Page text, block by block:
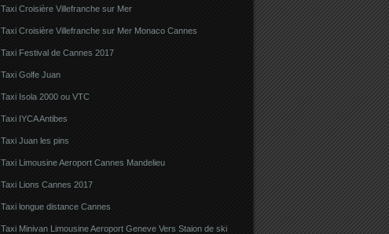
Taxi Croisière Villefranche sur Mer
Taxi Croisière Villefranche sur Mer Monaco Cannes
Taxi Festival de Cannes 2017
Taxi Golfe Juan
Taxi Isola 2000 ou VTC
Taxi IYCA Antibes
Taxi Juan les pins
Taxi Limousine Aeroport Cannes Mandelieu
Taxi Lions Cannes 2017
Taxi longue distance Cannes
Taxi Minivan Limousine Aeroport Geneve Vers Staion de ski